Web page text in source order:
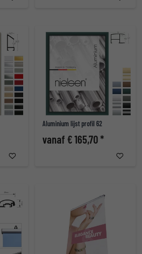
Aluminium lijst profil 62
vanaf € 165,70 *